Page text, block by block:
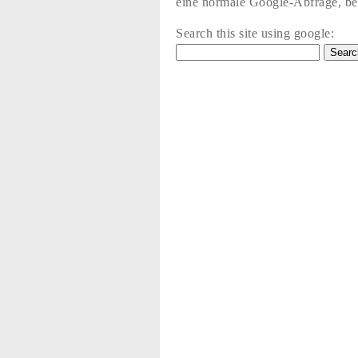
Search this site using google: